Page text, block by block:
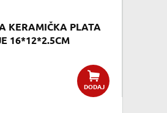
KERAMIČKA PLATA
16*12*2.5CM
DODAJ